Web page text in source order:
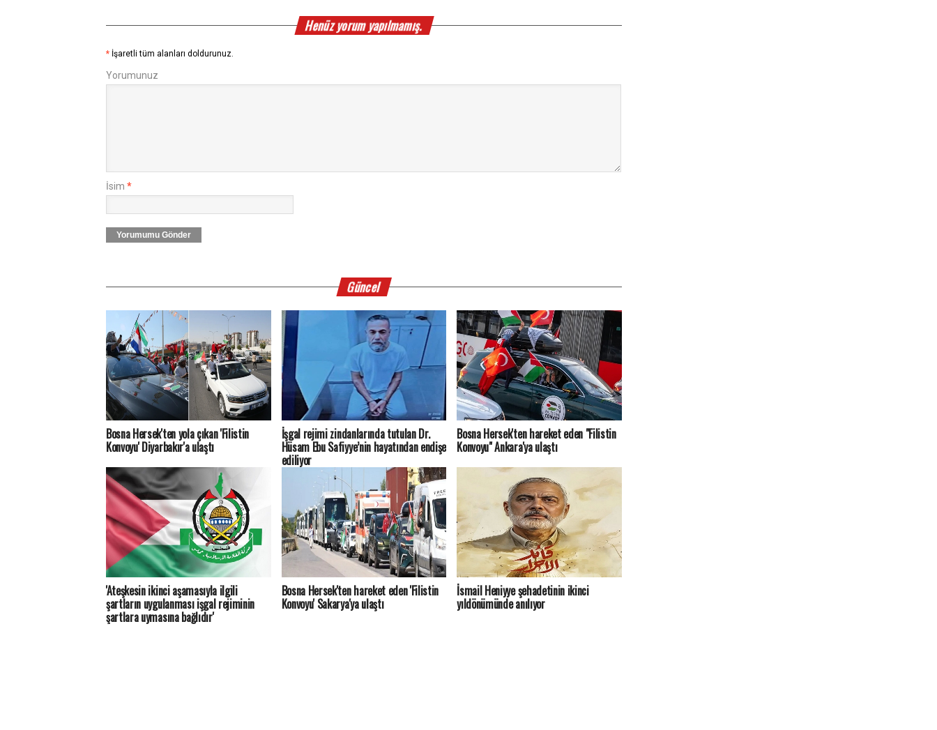
Henüz yorum yapılmamış.
* İşaretli tüm alanları doldurunuz.
Yorumunuz
İsim *
Yorumumu Gönder
Güncel
Bosna Hersek'ten yola çıkan 'Filistin
Konvoyu' Diyarbakır'a ulaştı
İşgal rejimi zindanlarında tutulan Dr.
Hüsam Ebu Safiyye’nin hayatından endişe
ediliyor
Bosna Hersek'ten hareket eden "Filistin
Konvoyu" Ankara'ya ulaştı
'Ateşkesin ikinci aşamasıyla ilgili
şartların uygulanması işgal rejiminin
şartlara uymasına bağlıdır'
Bosna Hersek'ten hareket eden 'Filistin
Konvoyu' Sakarya'ya ulaştı
İsmail Heniyye şehadetinin ikinci
yıldönümünde anılıyor